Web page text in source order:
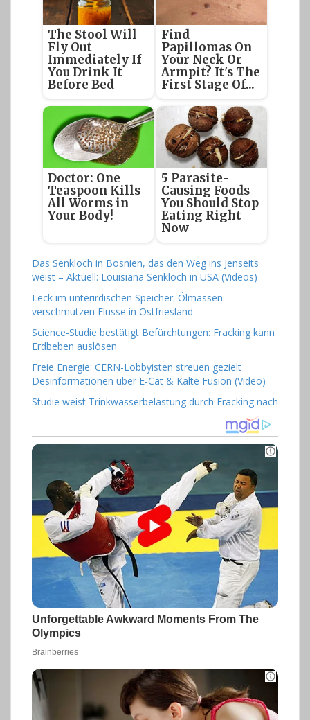
The Stool Will
Fly Out
Immediately If
You Drink It
Before Bed
Find
Papillomas On
Your Neck Or
Armpit? It's The
First Stage Of...
Doctor: One
Teaspoon Kills
All Worms in
Your Body!
5 Parasite-
Causing Foods
You Should Stop
Eating Right
Now
Das Senkloch in Bosnien, das den Weg ins Jenseits
weist – Aktuell: Louisiana Senkloch in USA (Videos)
Leck im unterirdischen Speicher: Ölmassen
verschmutzen Flüsse in Ostfriesland
Science-Studie bestätigt Befürchtungen: Fracking kann
Erdbeben auslösen
Freie Energie: CERN-Lobbyisten streuen gezielt
Desinformationen über E-Cat & Kalte Fusion (Video)
Studie weist Trinkwasserbelastung durch Fracking nach